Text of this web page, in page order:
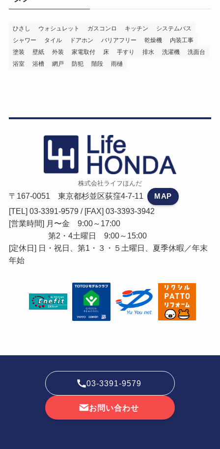
ひさし ウォシュレット ガスコンロ キッチン
システムバス
シャワー
タイル ドアホン バリアフリー 乾燥機
内装工事
塗装
壁紙 外装 家電取付 床 手すり 排水 洗濯機
洗面台
浴室
浴槽 網戸 防犯 階段 雨樋
株式会社ライフほんだ
〒167-0051 東京都杉並区荻窪4-7-11 MAP
[TEL] 03-3391-9579 / [FAX] 03-3393-3942
[営業時間] 月〜金 9:00～17:00
第2・4土曜日 9:00～15:00
[定休日] 日・祝日、第1・３・５土曜日、夏季休暇／年末
年始
03-3391-9579
お問い合わせ